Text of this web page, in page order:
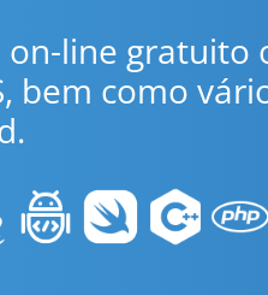
line gratuito
bem como